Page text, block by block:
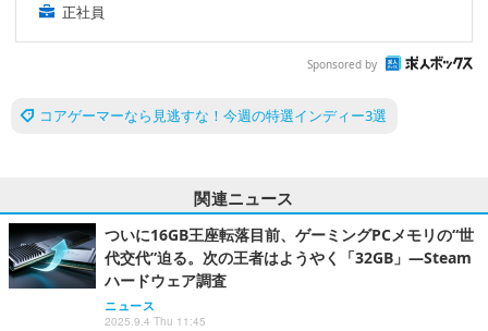
正社員
Sponsored by
コアゲーマーなら見逃すな！今週の特選インディー3選
関連ニュース
ついに16GB王座転落目前、ゲーミングPCメモリの“世
代交代”迫る。次の王者はようやく「32GB」―Steam
ハードウェア調査
ニュース
2025.9.4 Thu 11:45